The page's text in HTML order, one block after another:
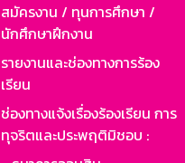
สมัครงาน / ทุนการศึกษา /
นักศึกษาฝึกงาน
รายงานและช่องทางการร้อง
เรียน
ช่องทางแจ้งเรื่องร้องเรียน การ
ทุจริตและประพฤติมิชอบ :